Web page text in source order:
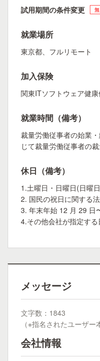
試用期間の条件変更
就業場所
東京都、フルリモート
加入保険
関東ITソフトウェア健康
就業時間（備考）
裁量労働従事者の始業
じて裁量労働従事者の
休日（備考）
1.土曜日・日曜日(日曜
2. 国⺠の祝日に関する
3. 年末年始 12 月 29 日
4.その他会社が指定する
メッセージ
文字数：1843
（※指名されたユーザー
会社情報